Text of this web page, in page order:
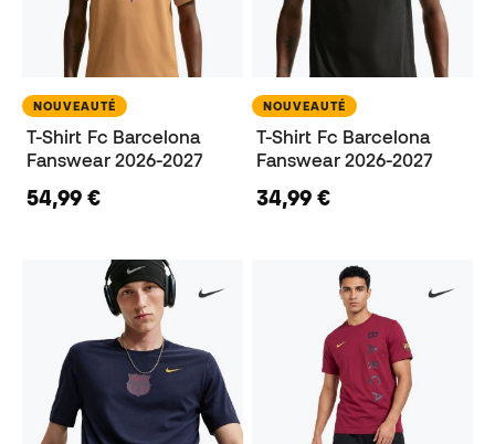
NOUVEAUTÉ
T-Shirt Fc Barcelona
Fanswear 2026-2027
54,99 €
NOUVEAUTÉ
T-Shirt Fc Barcelona
Fanswear 2026-2027
34,99 €